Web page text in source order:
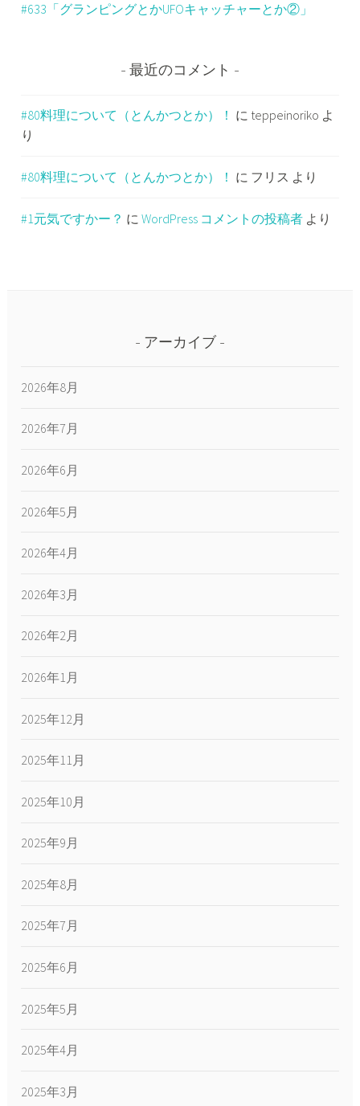
#633「グランピングとかUFOキャッチャーとか②」
最近のコメント
#80料理について（とんかつとか）！ に teppeinoriko よ
り
#80料理について（とんかつとか）！ に フリス より
#1元気ですかー？ にWordPress コメントの投稿者 より
アーカイブ
2026年8月
2026年7月
2026年6月
2026年5月
2026年4月
2026年3月
2026年2月
2026年1月
2025年12月
2025年11月
2025年10月
2025年9月
2025年8月
2025年7月
2025年6月
2025年5月
2025年4月
2025年3月